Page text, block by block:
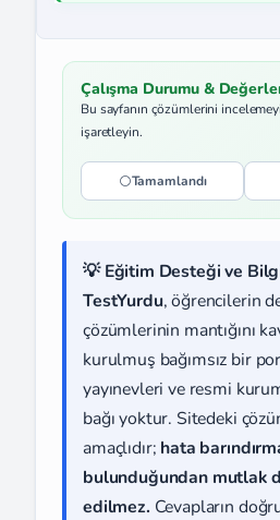
Çalışma Durumu &
Bu sayfanın çözümlerini
işaretleyin.
Tamamlandı
💡 Eğitim Desteği ve
TestYurdu, öğrencilerin
çözümlerinin mantığını
kurulmuş bağımsız bir
yayınevleri ve resmi
bağı yoktur. Sitedeki
amaçlıdır; hata
bulunduğundan mutlak
edilmez. Cevapların